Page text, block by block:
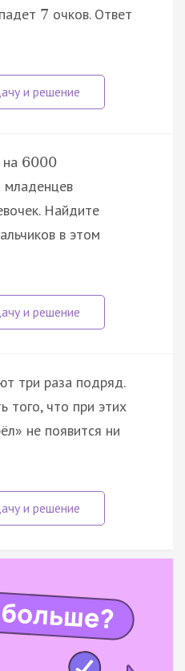
7 очков. Ответ
6000
младенцев
Найдите
в этом
три раза подряд.
того, что при этих
не появится ни